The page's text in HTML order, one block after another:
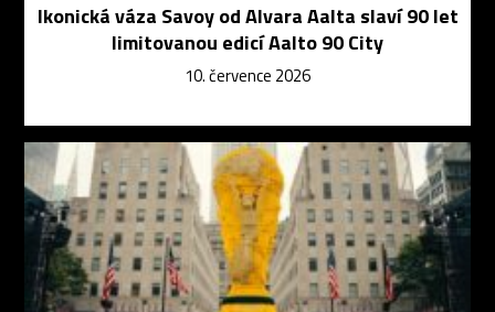
Ikonická váza Savoy od Alvara Aalta slaví 90 let
limitovanou edicí Aalto 90 City
10. července 2026